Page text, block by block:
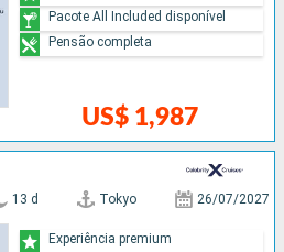
US$ 1,987
Pacote All Included disponível
Pensão completa
13 d Tokyo 26/07/2027
Experiência premium